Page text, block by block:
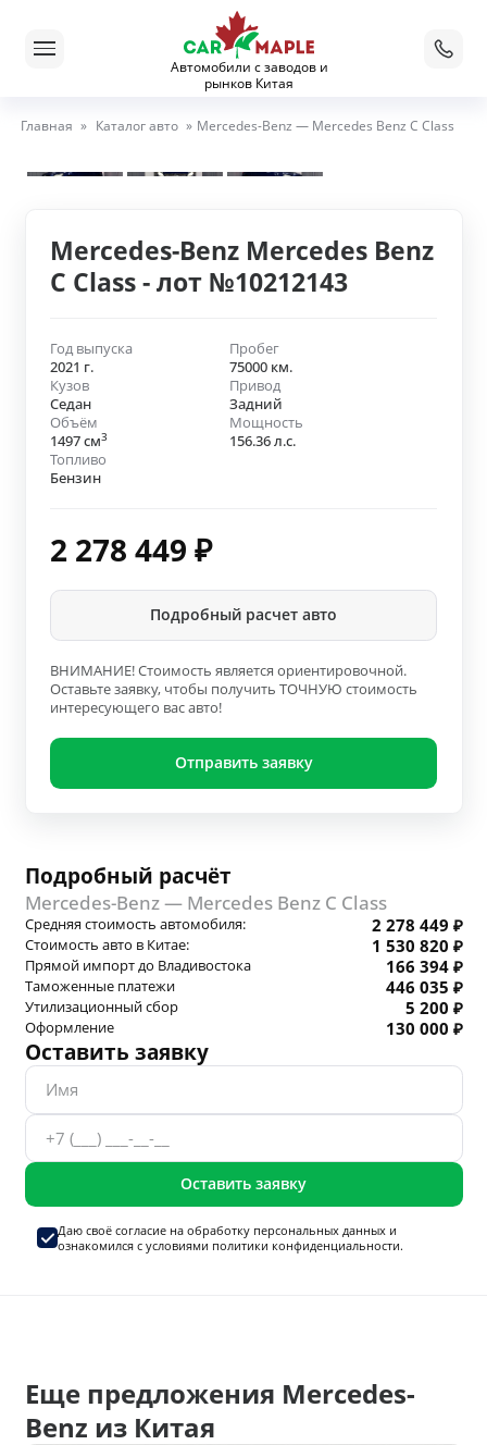
Автомобили с заводов и
рынков Китая
Главная » Каталог авто » Mercedes-Benz — Mercedes Benz C Class
Mercedes-Benz Mercedes Benz
C Class - лот №10212143
Год выпуска
2021 г.
Пробег
75000 км.
Кузов
Седан
Привод
Задний
Объём
1497 см3
Мощность
156.36 л.с.
Топливо
Бензин
2 278 449 ₽
Подробный расчет авто
ВНИМАНИЕ! Стоимость является ориентировочной.
Оставьте заявку, чтобы получить ТОЧНУЮ стоимость
интересующего вас авто!
Отправить заявку
Подробный расчёт
Mercedes-Benz — Mercedes Benz C Class
Средняя стоимость автомобиля: 2 278 449 ₽
Стоимость авто в Китае: 1 530 820 ₽
Прямой импорт до Владивостока 166 394 ₽
Таможенные платежи 446 035 ₽
Утилизационный сбор 5 200 ₽
Оформление 130 000 ₽
Оставить заявку
Оставить заявку
Даю своё согласие на обработку персональных данныхи
ознакомился с условиями политики конфиденциальности.
Еще предложения Mercedes-
Benz из Китая